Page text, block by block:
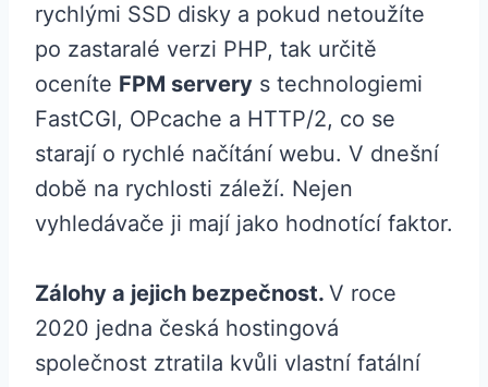
rychlými SSD disky a pokud netoužíte
po zastaralé verzi PHP, tak určitě
oceníte FPM servery s technologiemi
FastCGI, OPcache a HTTP/2, co se
starají o rychlé načítání webu. V dnešní
době na rychlosti záleží. Nejen
vyhledávače ji mají jako hodnotící faktor.
Zálohy a jejich bezpečnost. V roce
2020 jedna česká hostingová
společnost ztratila kvůli vlastní fatální